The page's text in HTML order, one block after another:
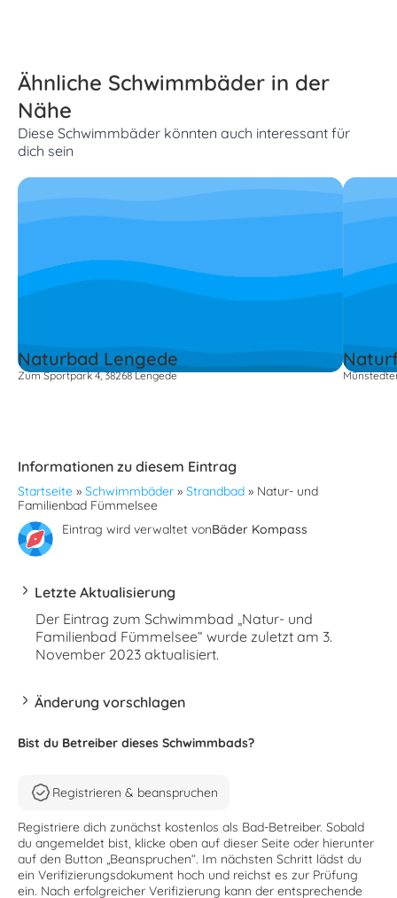
Ähnliche Schwimmbäder in der
Nähe
Diese Schwimmbäder könnten auch interessant für
dich sein
Naturbad Lengede
Zum Sportpark 4, 38268 Lengede
Informationen zu diesem Eintrag
Startseite » Schwimmbäder » Strandbad » Natur- und
Familienbad Fümmelsee
Eintrag wird verwaltet vonBäder Kompass
Letzte Aktualisierung
Der Eintrag zum Schwimmbad „Natur- und
Familienbad Fümmelsee“ wurde zuletzt am 3.
November 2023 aktualisiert.
Änderung vorschlagen
Bist du Betreiber dieses Schwimmbads?
Registrieren & beanspruchen
Registriere dich zunächst kostenlos als Bad-Betreiber. Sobald
du angemeldet bist, klicke oben auf dieser Seite oder hierunter
auf den Button „Beanspruchen“. Im nächsten Schritt lädst du
ein Verifizierungsdokument hoch und reichst es zur Prüfung
ein. Nach erfolgreicher Verifizierung kann der entsprechende